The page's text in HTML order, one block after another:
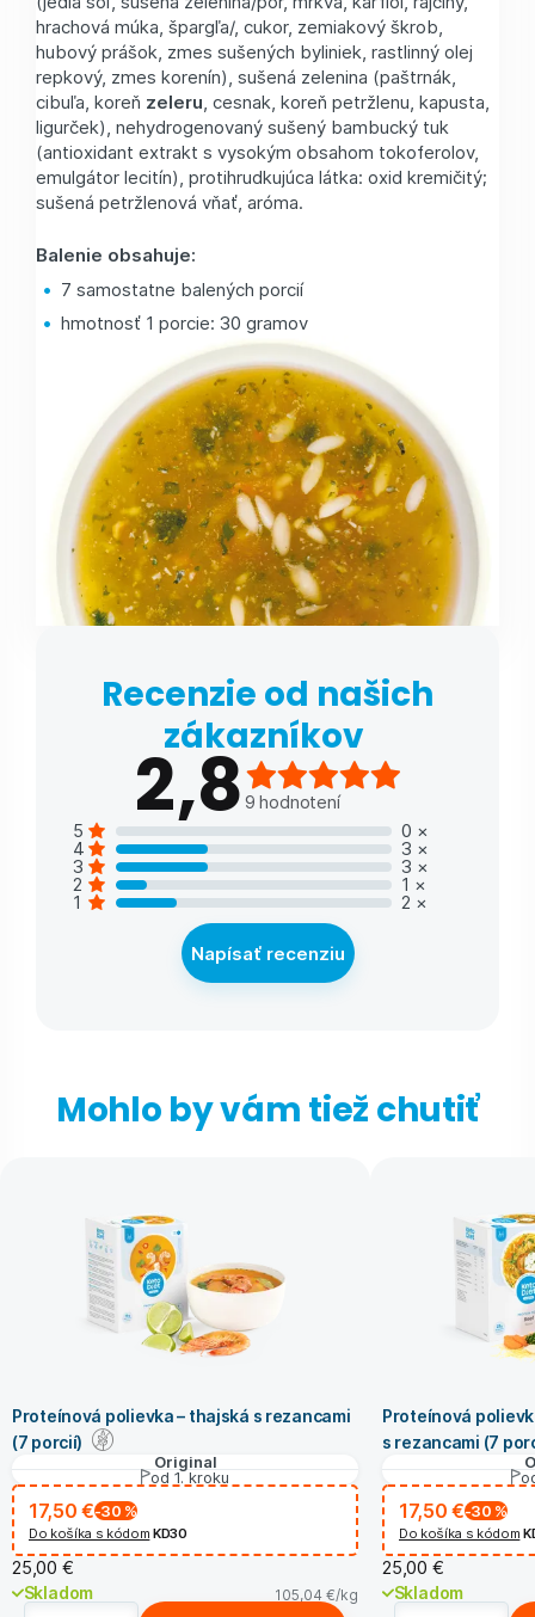
hrachová múka, špargľa/, cukor, zemiakový škrob,
hubový prášok, zmes sušených byliniek, rastlinný olej
repkový, zmes korenín), sušená zelenina (paštrnák,
cibuľa, koreň zeleru, cesnak, koreň petržlenu, kapusta,
ligurček), nehydrogenovaný sušený bambucký tuk
(antioxidant extrakt s vysokým obsahom tokoferolov,
emulgátor lecitín), protihrudkujúca látka: oxid kremičitý;
sušená petržlenová vňať, aróma.
Balenie obsahuje:
7 samostatne balených porcií
hmotnosť 1 porcie: 30 gramov
Recenzie od našich
zákazníkov
2,8 9 hodnotení
5
0 ×
4 3 ×
3 3 ×
2 1 ×
1 2 ×
Napísať recenziu
Mohlo by vám tiež chutiť
Proteínová polievka – thajská s rezancami
(7 porcií)
Original
od 1. kroku
17,50 €-30 %
Do košíka s kódom KD30
25,00 €
Skladom 105,04 €/kg
Proteínová
s rezancami (7
17,50 €-30 %
Do košíka s kódom
25,00 €
Skladom